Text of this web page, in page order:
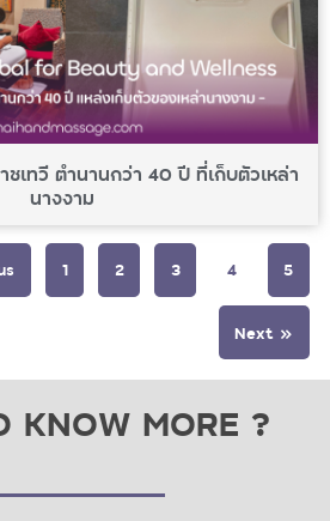
ชเทวี ตำนานกว่า 40 ปี ที่เก็บตัวเหล่า
นางงาม
1 2 3 4 5
Next »
KNOW MORE ?